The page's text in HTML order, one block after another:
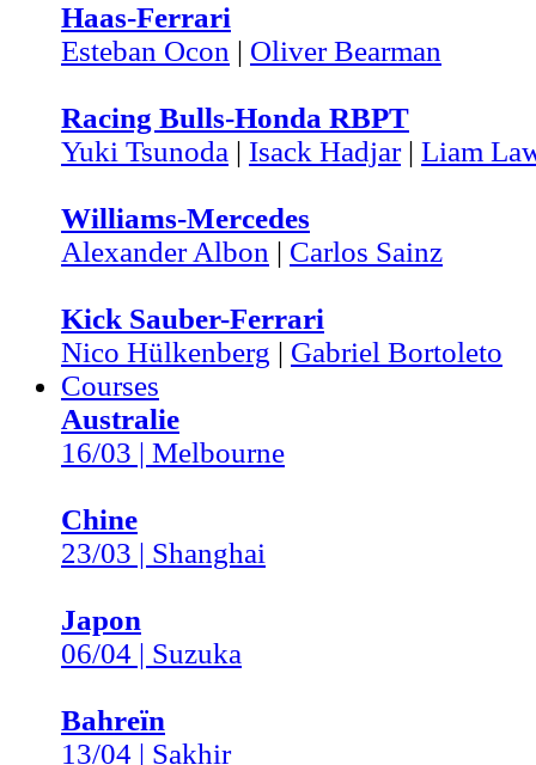
Haas-Ferrari
Esteban Ocon | Oliver Bearman
Racing Bulls-Honda RBPT
Yuki Tsunoda | Isack Hadjar| Liam
Williams-Mercedes
Alexander Albon | Carlos Sainz
Kick Sauber-Ferrari
Nico Hülkenberg | Gabriel Bortoleto
Courses
Australie
16/03 | Melbourne
Chine
23/03 | Shanghai
Japon
06/04 | Suzuka
Bahreïn
13/04 | Sakhir